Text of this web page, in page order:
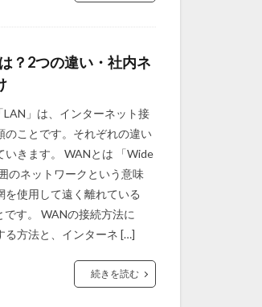
？2つの違い・社内ネ
」は、インターネット接
のことです。それぞれの違い
いきます。 WANとは 「Wide
のネットワークという意味
使用して遠く離れている
す。 WANの接続方法に
る方法と、インターネ […]
続きを読む